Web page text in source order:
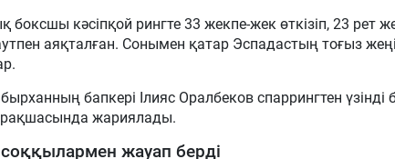
боксшы кәсіпқой рингте 33 жекпе-жек өткізіп, 23 рет
аяқталған. Сонымен қатар Эспадастың тоғыз
бапкері Ілияс Оралбеков спаррингтен үзінді
жариялады.
жауап берді